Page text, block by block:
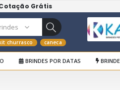
Grátis
churrasco caneca
BRINDES POR DATAS